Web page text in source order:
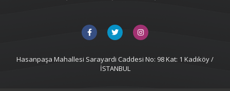
Hasanpaşa Mahallesi Sarayardi Caddesi No: 98 Kat: 1 Kadıköy /
İSTANBUL